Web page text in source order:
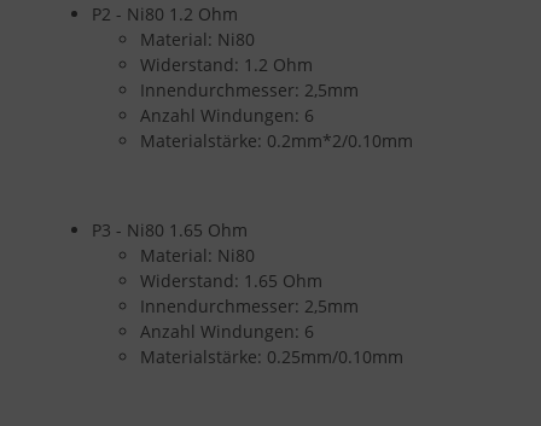
P2 - Ni80 1.2 Ohm
Material: Ni80
Widerstand: 1.2 Ohm
Innendurchmesser: 2,5mm
Anzahl Windungen: 6
Materialstärke: 0.2mm*2/0.10mm
P3 - Ni80 1.65 Ohm
Material: Ni80
Widerstand: 1.65 Ohm
Innendurchmesser: 2,5mm
Anzahl Windungen: 6
Materialstärke: 0.25mm/0.10mm